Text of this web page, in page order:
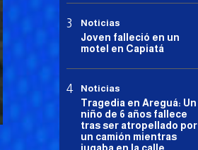
Noticias
Joven falleció en un
motel en Capiatá
Noticias
Tragedia en Areguá: Un
niño de 6 años fallece
tras ser atropellado por
un camión mientras